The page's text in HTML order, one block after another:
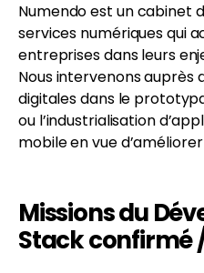
FR
Numendo est un cabinet
services numériques qui
entreprises dans leurs
Nous intervenons auprès
digitales dans le
ou l’industrialisation
mobile en vue
Missions du
Stack confirmé